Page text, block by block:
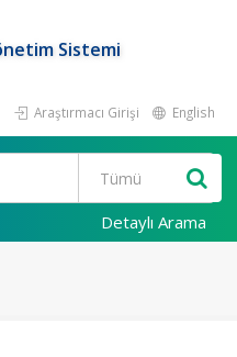
Sistemi
Araştırmacı Girişi English
Detaylı Arama